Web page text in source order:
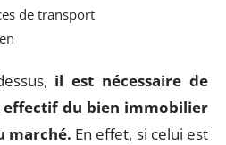
de transport
il est nécessaire de
du bien immobilier
marché. En effet, si celui est